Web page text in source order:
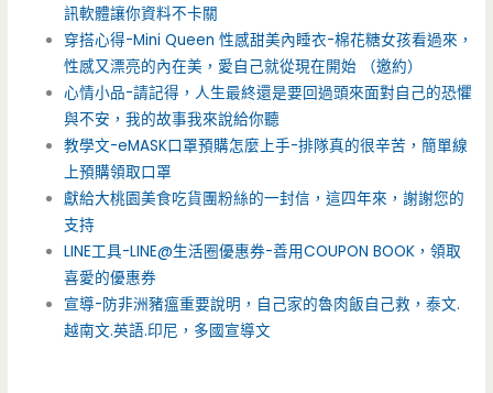
訊軟體讓你資料不卡關
穿搭心得-Mini Queen 性感甜美內睡衣-棉花糖女孩看過來，
性感又漂亮的內在美，愛自己就從現在開始 （邀約）
心情小品-請記得，人生最終還是要回過頭來面對自己的恐懼
與不安，我的故事我來說給你聽
教學文-eMASK口罩預購怎麼上手-排隊真的很辛苦，簡單線
上預購領取口罩
獻給大桃園美食吃貨團粉絲的一封信，這四年來，謝謝您的
支持
LINE工具-LINE@生活圈優惠券-善用COUPON BOOK，領取
喜愛的優惠券
宣導-防非洲豬瘟重要說明，自己家的魯肉飯自己救，泰文.
越南文.英語.印尼，多國宣導文